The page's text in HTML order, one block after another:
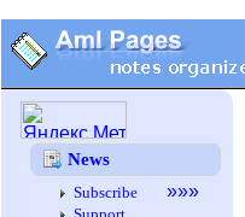
News
Subscribe »»»